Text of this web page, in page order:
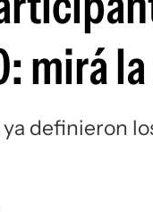
mirá
ya definieron